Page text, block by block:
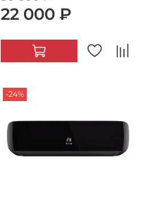
22 000 ₽
-24%